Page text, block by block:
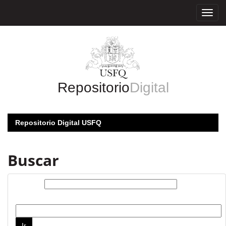
RepositorioDigital
Repositorio Digital USFQ
Buscar